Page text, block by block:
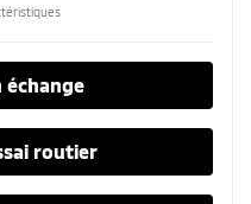
échange
routier